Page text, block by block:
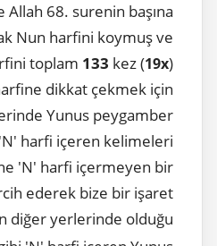
Allah 68. surenin başına
Nun harfini koymuş ve
toplam 133 kez (19x)
dikkat çekmek için
Yunus peygamber
'N' harfi içeren kelimeleri
'N' harfi içermeyen bir
ederek bize bir işaret
diğer yerlerinde olduğu